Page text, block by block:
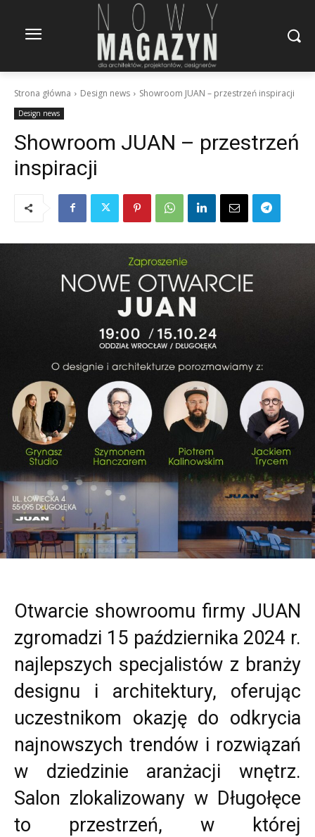
Strona główna Design news Showroom JUAN – przestrzeń inspiracji
Design news
Showroom JUAN – przestrzeń
inspiracji
Otwarcie showroomu firmy JUAN
zgromadzi 15 października 2024 r.
najlepszych specjalistów z branży
designu i architektury, oferując
uczestnikom okazję do odkrycia
najnowszych trendów i rozwiązań
w dziedzinie aranżacji wnętrz.
Salon zlokalizowany w Długołęce
to przestrzeń, w której